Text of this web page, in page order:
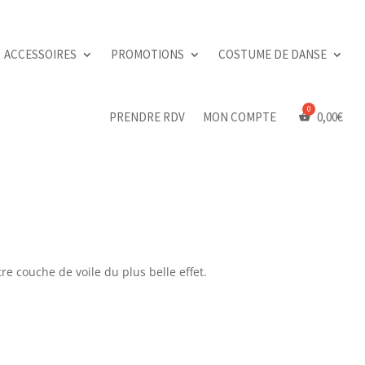
ACCESSOIRES PROMOTIONS COSTUME DE DANSE
PRENDRE RDV MON COMPTE 0,00€
couche de voile du plus belle effet.